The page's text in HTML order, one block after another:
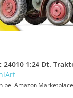
bei Amazon Marketplace